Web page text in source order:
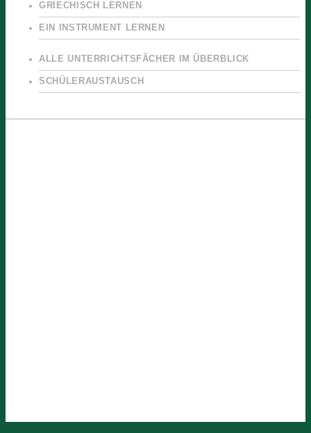
GRIECHISCH LERNEN
EIN INSTRUMENT LERNEN
ALLE UNTERRICHTSFÄCHER IM ÜBERBLICK
SCHÜLERAUSTAUSCH